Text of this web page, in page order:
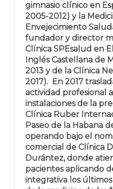
gimnasio clínico en
2005-2012) y la
Envejecimiento
fundador y director
Clínica SPEsalud en
Inglés Castellana de
2013 y de la Clínica
2017). En 2017
actividad profesional
instalaciones de la
Clínica Ruber
Paseo de la Habana
operando bajo el
comercial de Clínica
Durántez, donde
pacientes aplicando
integrativa los últimos